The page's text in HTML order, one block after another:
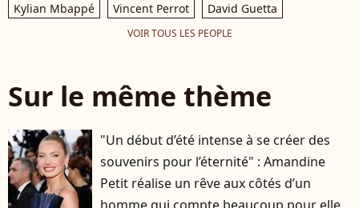
Kylian Mbappé
Vincent Perrot David Guetta
VOIR TOUS LES PEOPLE
Sur le même thème
"Un début d’été intense à se créer des
souvenirs pour l’éternité" : Amandine
Petit réalise un rêve aux côtés d’un